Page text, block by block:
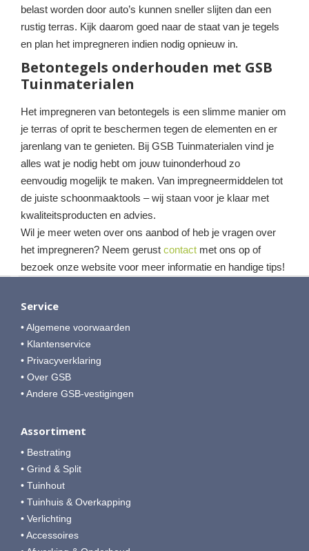
belast worden door auto’s kunnen sneller slijten dan een
rustig terras. Kijk daarom goed naar de staat van je tegels
en plan het impregneren indien nodig opnieuw in.
Betontegels onderhouden met GSB
Tuinmaterialen
Het impregneren van betontegels is een slimme manier om
je terras of oprit te beschermen tegen de elementen en er
jarenlang van te genieten. Bij GSB Tuinmaterialen vind je
alles wat je nodig hebt om jouw tuinonderhoud zo
eenvoudig mogelijk te maken. Van impregneermiddelen tot
de juiste schoonmaaktools – wij staan voor je klaar met
kwaliteitsproducten en advies.
Wil je meer weten over ons aanbod of heb je vragen over
het impregneren? Neem gerust contact met ons op of
bezoek onze website voor meer informatie en handige tips!
Service
• Algemene voorwaarden
• Klantenservice
• Privacyverklaring
• Over GSB
• Andere GSB-vestigingen
Assortiment
• Bestrating
• Grind & Split
• Tuinhout
• Tuinhuis & Overkapping
• Verlichting
• Accessoires